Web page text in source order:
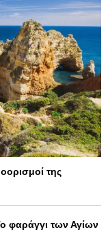
της
φαράγγι των Αγίων